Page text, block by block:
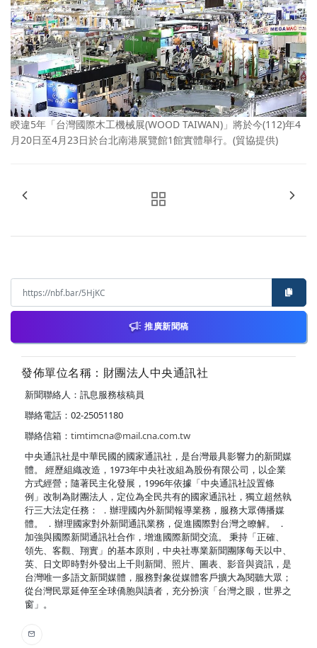
睽違5年「台灣國際木工機械展(WOOD TAIWAN)」將於今(112)年4
月20日至4月23日於台北南港展覽館1館實體舉行。(貿協提供)
推廣新聞稿
發佈單位名稱：財團法人中央通訊社
新聞聯絡人：訊息服務核稿員
聯絡電話：02-25051180
聯絡信箱： timtimcna@mail.cna.com.tw
中央通訊社是中華民國的國家通訊社，是台灣最具影響力的新聞媒
體。 經歷組織改造，1973年中央社改組為股份有限公司，以企業
方式經營；隨著民主化發展，1996年依據「中央通訊社設置條
例」改制為財團法人，定位為全民共有的國家通訊社，獨立超然執
行三大法定任務： ．辦理國內外新聞報導業務，服務大眾傳播媒
體。 ．辦理國家對外新聞通訊業務，促進國際對台灣之瞭解。 ．
加強與國際新聞通訊社合作，增進國際新聞交流。 秉持「正確、
領先、客觀、翔實」的基本原則，中央社專業新聞團隊每天以中、
英、日文即時對外發出上千則新聞、照片、圖表、影音與資訊，是
台灣唯一多語文新聞媒體，服務對象從媒體客戶擴大為閱聽大眾；
從台灣民眾延伸至全球僑胞與讀者，充分扮演「台灣之眼，世界之
窗」。